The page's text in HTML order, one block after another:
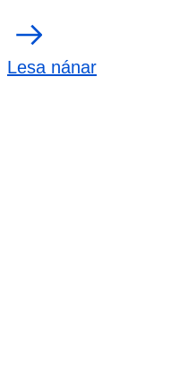
Lesa nánar